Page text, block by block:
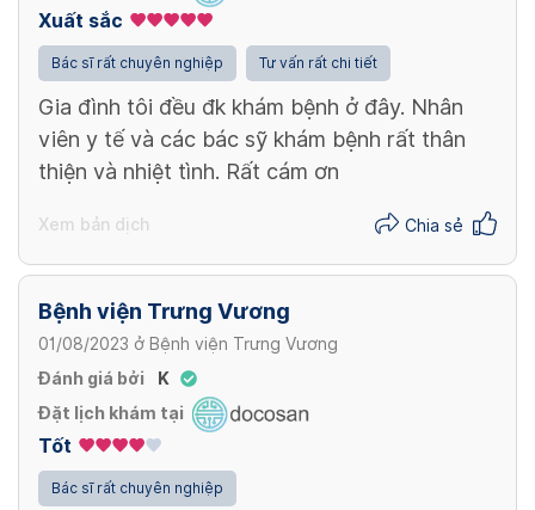
Xuất sắc
Bác sĩ rất chuyên nghiệp Tư vấn rất chi tiết
Gia đình tôi đều đk khám bệnh ở đây. Nhân
viên y tế và các bác sỹ khám bệnh rất thân
thiện và nhiệt tình. Rất cám ơn
Xem bản dịch Chia sẻ
Bệnh viện Trưng Vương
01/08/2023 ở Bệnh viện Trưng Vương
Đánh giá bởi
K
Đặt lịch khám tại
Tốt
Bác sĩ rất chuyên nghiệp